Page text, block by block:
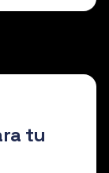
tu